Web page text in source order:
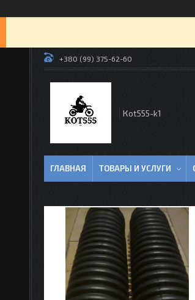
+380 (99) 375-62-60
Кot555-k1
ГЛАВНАЯ ТОВАРЫ И УСЛУГИ